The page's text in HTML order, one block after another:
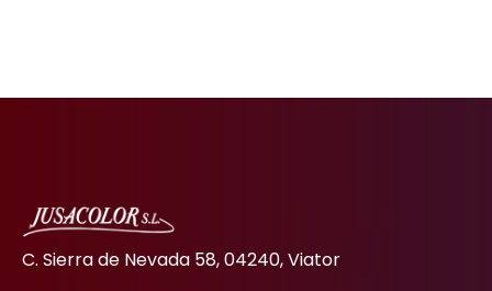
C. Sierra de Nevada 58, 04240, Viator